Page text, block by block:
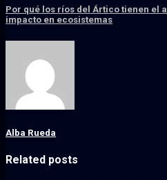
Por qué los ríos del Ártico tienen el
impacto en ecosistemas
Alba Rueda
Related posts